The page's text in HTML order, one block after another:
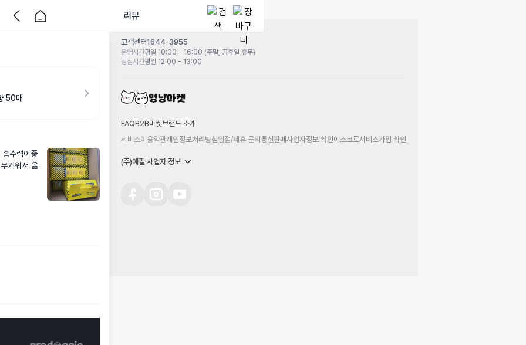
리뷰
50매
수력이좋
거워서 옮
고객센터1644-3955
운영시간평일 10:00 - 16:00 (주말, 공휴일 휴무)
점심시간평일 12:00 - 13:00
FAQB2B마켓 브랜드 소개
서비스이용약관개인정보처리방침입점/제휴 문의통신판매사업자정보 확인에스크로서비스가입 확인
(주)에필 사업자 정보